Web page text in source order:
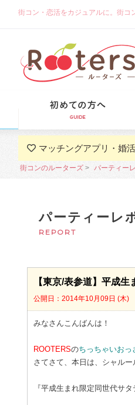
街コン・恋活をカジュアルに。街コ
マッチングアプリ・婚
街コンのルーターズ パーティー
パーティーレ
REPORT
【東京/表参道】平成
公開日：2014年10月09日 (木)
みなさんこんばんは！
ROOTERSのちっちゃいおっ
さてさて、本日は、シャルー
『平成生まれ限定同世代サ